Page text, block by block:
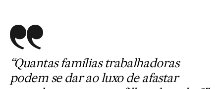
“Quantas famílias trabalhadoras
podem se dar ao luxo de afastar